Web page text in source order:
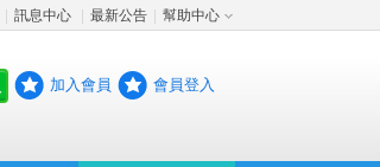
訊息中心 最新公告 幫助中心
加入會員 會員登入